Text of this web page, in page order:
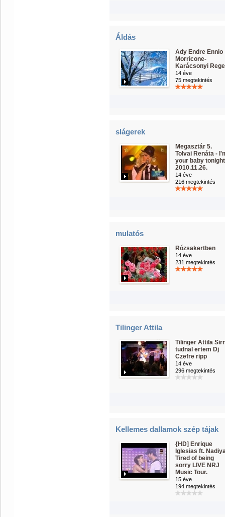
Áldás
Ady Endre Ennio
Morricone-
Karácsonyi Rege
14 éve
75 megtekintés
slágerek
Megasztár 5.
Tolvai Renáta -
your baby tonight
2010.11.26.
14 éve
216 megtekintés
mulatós
Rózsakertben
14 éve
231 megtekintés
Tilinger Attila
Tilinger Attila
tudnal ertem Dj
Czefre ripp
14 éve
296 megtekintés
Kellemes dallamok szép tájak
{HD] Enrique
Iglesias ft.
Tired of being
sorry LIVE NRJ
Music Tour.
15 éve
194 megtekintés